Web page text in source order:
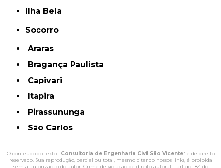
Ilha Bela
Socorro
Araras
Bragança Paulista
Capivari
Itapira
Pirassununga
São Carlos
O conteúdo do texto "Consultoria de Engenharia Civil São Vicente" é de direito
reservado. Sua reprodução, parcial ou total, mesmo citando nossos links, é proibida
sem a autorização do autor. Crime de violação de direito autoral – artigo 184 do